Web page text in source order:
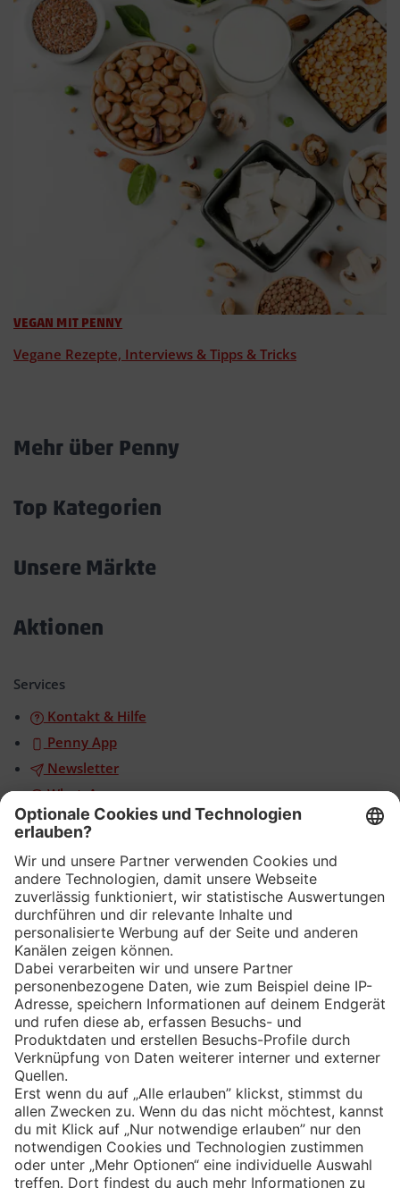
VEGAN MIT PENNY
Vegane Rezepte, Interviews & Tipps & Tricks
Mehr über Penny
Top Kategorien
Unsere Märkte
Aktionen
Services
Kontakt & Hilfe
Penny App
Newsletter
WhatsApp
App
Eishockey